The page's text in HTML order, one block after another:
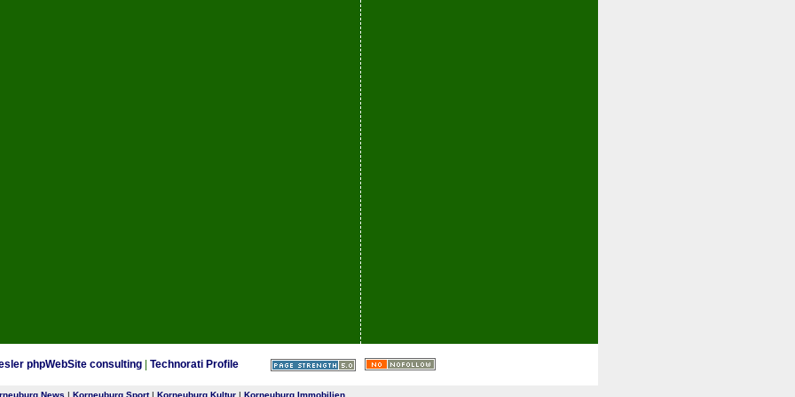
phpWebSite consulting Technorati Profile
News | Korneuburg Sport| Korneuburg Kultur | Korneuburg Immobilien